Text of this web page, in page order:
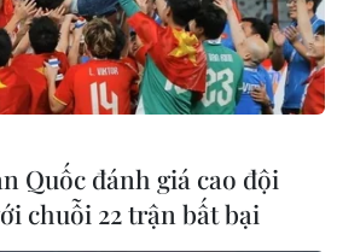
Quốc đánh giá cao đội
chuỗi 22 trận bất bại